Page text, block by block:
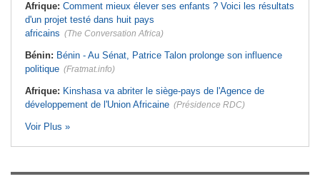
Afrique: Comment mieux élever ses enfants ? Voici les résultats
d'un projet testé dans huit pays
africains (The Conversation Africa)
Bénin: Bénin - Au Sénat, Patrice Talon prolonge son influence
politique (Fratmat.info)
Afrique: Kinshasa va abriter le siège-pays de l'Agence de
développement de l'Union Africaine (Présidence RDC)
Voir Plus »